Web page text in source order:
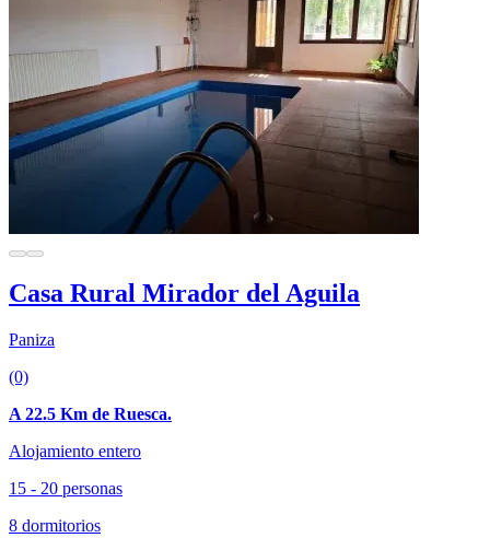
Casa Rural Mirador del Aguila
Paniza
(0)
A 22.5 Km de Ruesca.
Alojamiento entero
15 - 20 personas
8 dormitorios